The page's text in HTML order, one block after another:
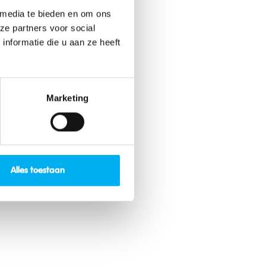
te bieden en om ons
partners voor social
die u aan ze heeft
Marketing
Alles toestaan